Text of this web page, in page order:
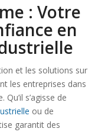
: Votre
en
et les solutions sur
les entreprises dans
s’agisse de
ou de
garantit des